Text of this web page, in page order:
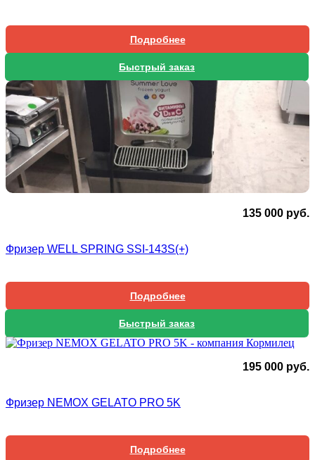
Подробнее
Быстрый заказ
135 000 руб.
Фризер WELL SPRING SSI-143S(+)
Подробнее
Быстрый заказ
195 000 руб.
Фризер NEMOX GELATO PRO 5K
Подробнее